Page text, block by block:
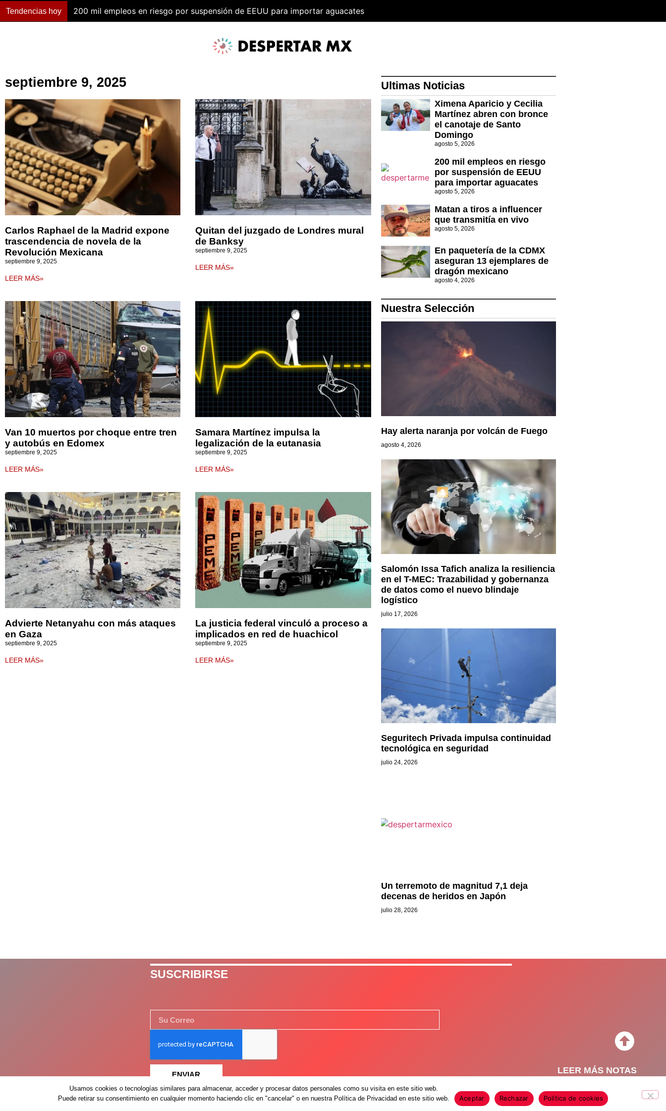
Tendencias hoy 200 mil empleos en riesgo por suspensión de EEUU para importar aguacates
septiembre 9, 2025
Carlos Raphael de la Madrid expone
trascendencia de novela de la
Revolución Mexicana
septiembre 9, 2025
LEER MÁS»
Quitan del juzgado de Londres mural
de Banksy
septiembre 9, 2025
LEER MÁS»
Van 10 muertos por choque entre tren
y autobús en Edomex
septiembre 9, 2025
LEER MÁS»
Samara Martínez impulsa la
legalización de la eutanasia
septiembre 9, 2025
LEER MÁS»
Advierte Netanyahu con más ataques
en Gaza
septiembre 9, 2025
LEER MÁS»
La justicia federal vinculó a proceso a
implicados en red de huachicol
septiembre 9, 2025
LEER MÁS»
Ultimas Noticias
Ximena Aparicio y Cecilia
Martínez abren con bronce
el canotaje de Santo
Domingo
agosto 5, 2026
200 mil empleos en riesgo
por suspensión de EEUU
para importar aguacates
agosto 5, 2026
Matan a tiros a influencer
que transmitía en vivo
agosto 5, 2026
En paquetería de la CDMX
aseguran 13 ejemplares de
dragón mexicano
agosto 4, 2026
Nuestra Selección
Hay alerta naranja por volcán de Fuego
agosto 4, 2026
Salomón Issa Tafich analiza la resiliencia
en el T-MEC: Trazabilidad y gobernanza
de datos como el nuevo blindaje
logístico
julio 17, 2026
Seguritech Privada impulsa continuidad
tecnológica en seguridad
julio 24, 2026
Un terremoto de magnitud 7,1 deja
decenas de heridos en Japón
julio 28, 2026
SUSCRIBIRSE
ENVIAR LEER MÁS NOTAS
Despertar México – 2026 – Derechos Reservados © Aviso de Privacidad Política de Cookies
Usamos cookies o tecnologías similares para almacenar, acceder y procesar datos personales como su visita en este sitio web.
Puede retirar su consentimiento en cualquier momento haciendo clic en "cancelar" o en nuestra Política de Privacidad en este sitio web.
Aceptar Rechazar Política de cookies